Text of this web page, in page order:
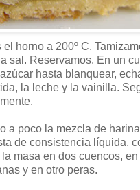
el horno a 200º C.
sal. Reservamos. En un
hasta blanquear,
la leche y la vainilla.
a poco la mezcla de
de consistencia líquida,
masa en dos cuencos,
y en otro peras.